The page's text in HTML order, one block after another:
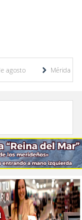
Mérida territorio